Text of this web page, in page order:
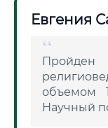
Евгения
объемом
Научный